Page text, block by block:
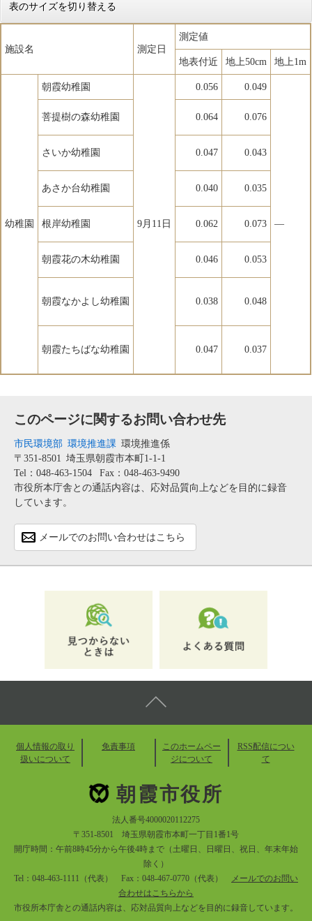
表のサイズを切り替える
施設名 測定日
測定値
地表付近 地上50cm 地上1m
幼稚園
朝霞幼稚園
9月11日
0.056 0.049
―
菩提樹の森幼稚園 0.064 0.076
さいか幼稚園 0.047 0.043
あさか台幼稚園 0.040 0.035
根岸幼稚園 0.062 0.073
朝霞花の木幼稚園 0.046 0.053
朝霞なかよし幼稚園 0.038 0.048
朝霞たちばな幼稚園 0.047 0.037
このページに関するお問い合わせ先
市民環境部 環境推進課 環境推進係
〒351-8501
埼玉県朝霞市本町1-1-1
Tel：048-463-1504
Fax：048-463-9490
市役所本庁舎との通話内容は、応対品質向上などを目的に録音
しています。
メールでのお問い合わせはこちら
個人情報の取り
扱いについて
免責事項
このホームペー
ジについて
RSS配信につい
て
朝霞市役所
法人番号4000020112275
〒351-8501 埼玉県朝霞市本町一丁目1番1号
開庁時間：午前8時45分から午後4時まで（土曜日、日曜日、祝日、年末年始
除く）
Tel：048-463-1111（代表） Fax：048-467-0770（代表）
メールでのお問い
合わせはこちらから
市役所本庁舎との通話内容は、応対品質向上などを目的に録音しています。